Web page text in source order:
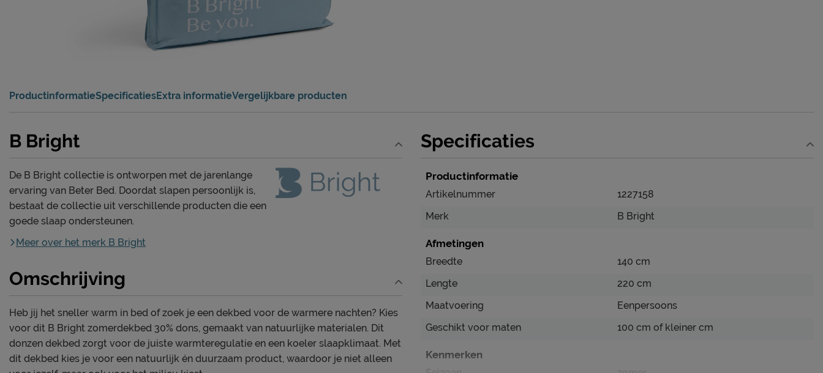
ProductinformatieSpecificatiesExtra informatieVergelijkbare producten
B Bright
De B Bright collectie is ontworpen met de jarenlange
ervaring van Beter Bed. Doordat slapen persoonlijk is,
bestaat de collectie uit verschillende producten die een
goede slaap ondersteunen.
Meer over het merk B Bright
Omschrijving
Heb jij het sneller warm in bed of zoek je een dekbed voor de warmere nachten? Kies
voor dit B Bright zomerdekbed 30% dons, gemaakt van natuurlijke materialen. Dit
donzen dekbed zorgt voor de juiste warmteregulatie en een koeler slaapklimaat. Met
dit dekbed kies je voor een natuurlijk én duurzaam product, waardoor je niet alleen
Specificaties
Productinformatie
Artikelnummer
1227158
Merk
B Bright
Afmetingen
Breedte
140 cm
Lengte
220 cm
Maatvoering
Eenpersoons
Geschikt voor maten
100 cm of kleiner cm
Kenmerken